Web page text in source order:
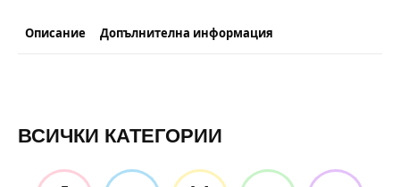
Описание Допълнителна информация
ВСИЧКИ КАТЕГОРИИ